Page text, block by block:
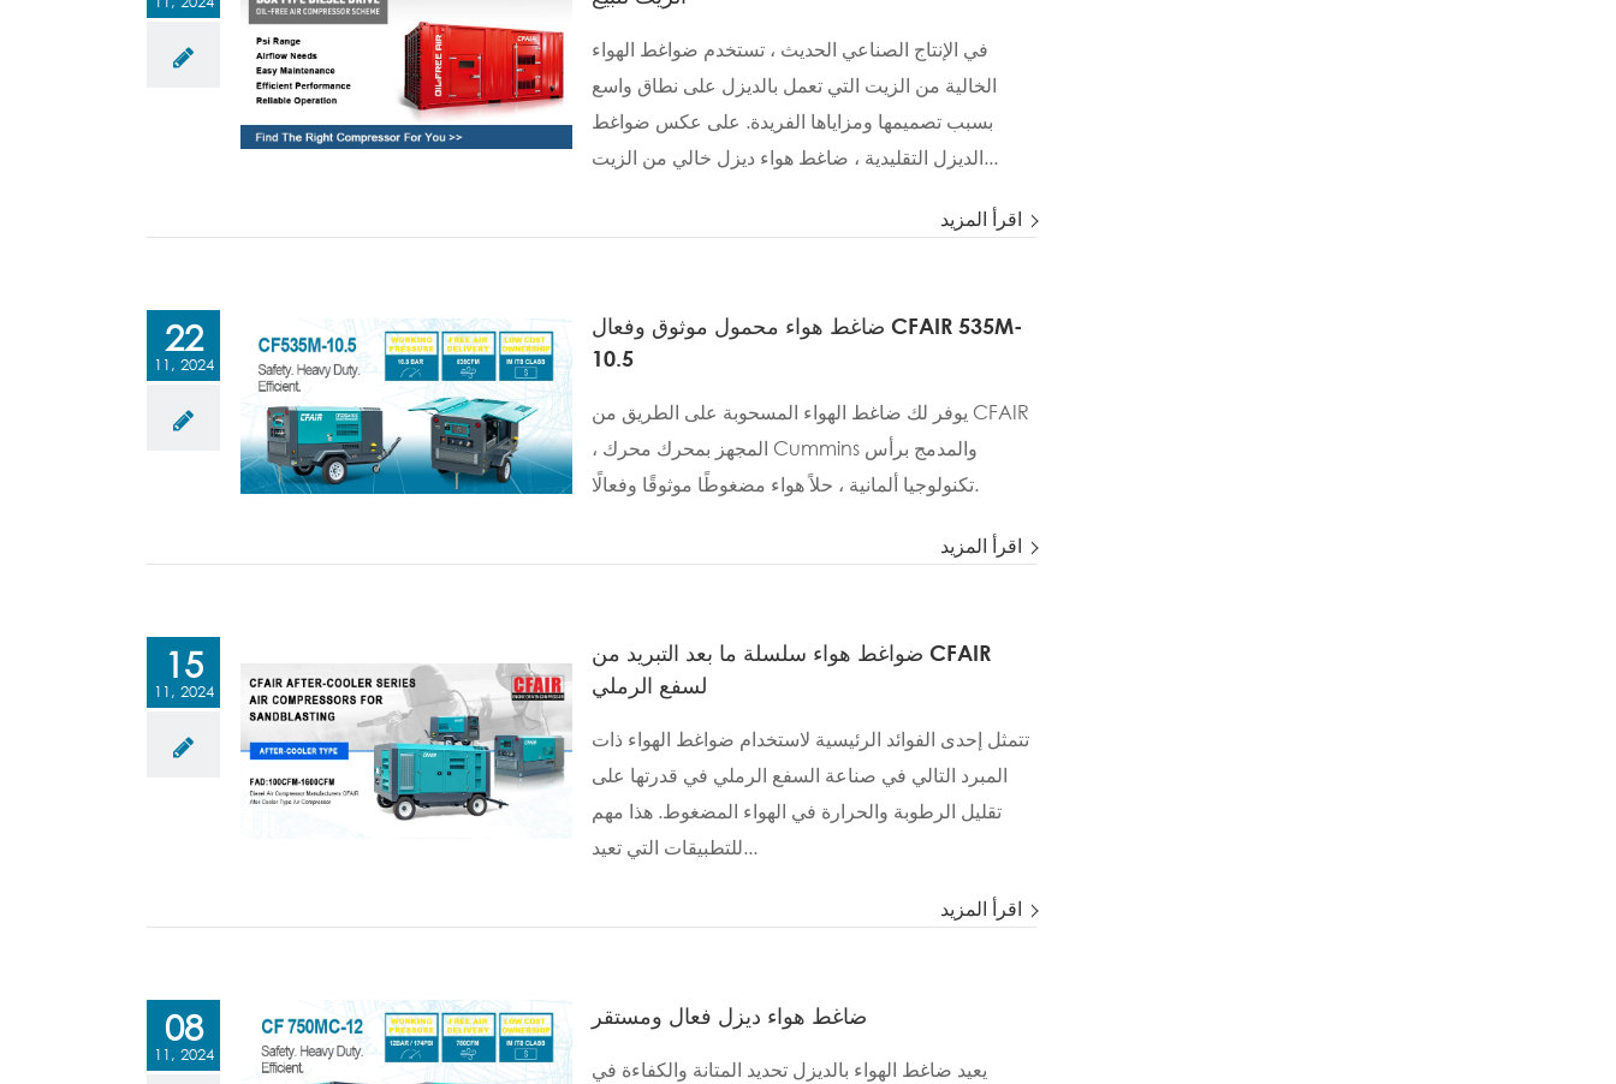
في الإنتاج الصناعي الحديث ، تستخدم ضواغط الهواء
الخالية من الزيت التي تعمل بالديزل على نطاق واسع
بسبب تصميمها ومزاياها الفريدة. على عكس ضواغط
الديزل التقليدية ، ضاغط هواء ديزل خالي من الزيت...
22
11, 2024
ضاغط هواء محمول موثوق وفعال CFAIR 535M-
10.5
يوفر لك ضاغط الهواء المسحوبة على الطريق من CFAIR
، المجهز بمحرك محرك Cummins والمدمج برأس
تكنولوجيا ألمانية ، حلاً هواء مضغوطًا موثوقًا وفعالًا.
15
11, 2024
ضواغط هواء سلسلة ما بعد التبريد من CFAIR
لسفع الرملي
تتمثل إحدى الفوائد الرئيسية لاستخدام ضواغط الهواء ذات
المبرد التالي في صناعة السفع الرملي في قدرتها على
تقليل الرطوبة والحرارة في الهواء المضغوط. هذا مهم
للتطبيقات التي تعيد...
08
11, 2024
ضاغط هواء ديزل فعال ومستقر
يعيد ضاغط الهواء بالديزل تحديد المتانة والكفاءة في